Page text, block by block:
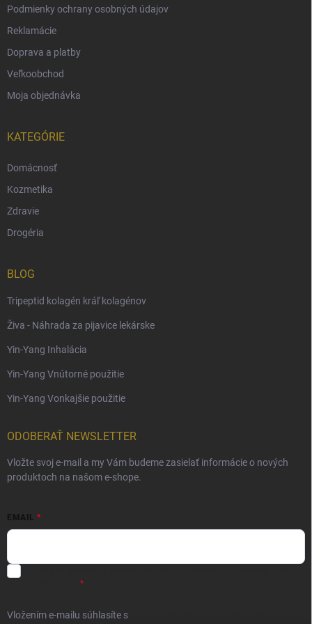
Podmienky ochrany osobných údajov
Reklamácie
Doprava a platby
Veľkoobchod
Moja objednávka
KATEGÓRIE
Domácnosť
Kozmetika
Zdravie
Drogéria
BLOG
Tripeptid kolagén kráľ kolagénov
Živa - Náhrada za pijavice lekárske
Yin-Yang Inhalácia
Yin-Yang Vnútorné použitie
Yin-Yang Vonkajšie použitie
ODOBERAŤ NEWSLETTER
Vložte svoj e-mail a my Vám budeme zasielať informácie o nových
produktoch na našom e-shope.
EMAIL
Vložením e-mailu súhlasíte s